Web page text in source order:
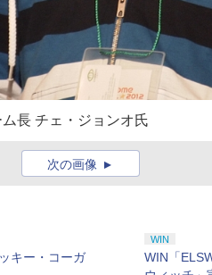
長 チェ・ジョンオ氏
次の画像
キー・コーガ
WIN
WIN「